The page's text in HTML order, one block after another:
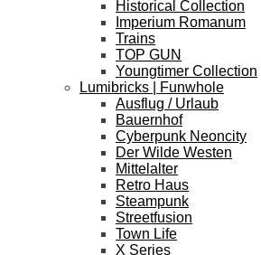
Historical Collection
Imperium Romanum
Trains
TOP GUN
Youngtimer Collection
Lumibricks | Funwhole
Ausflug / Urlaub
Bauernhof
Cyberpunk Neoncity
Der Wilde Westen
Mittelalter
Retro Haus
Steampunk
Streetfusion
Town Life
X Series